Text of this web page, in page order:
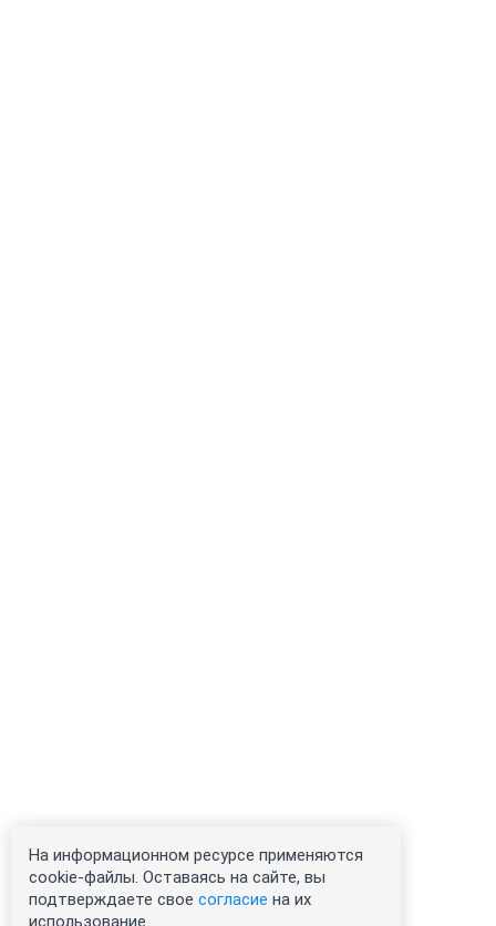
На информационном ресурсе применяются
cookie-файлы. Оставаясь на сайте, вы
подтверждаете свое согласие на их
использование.